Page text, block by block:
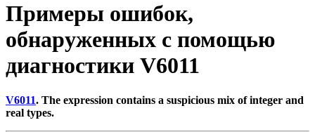
Примеры ошибок,
обнаруженных с помощью
диагностики V6011
V6011. The expression contains a suspicious mix of integer and
real types.